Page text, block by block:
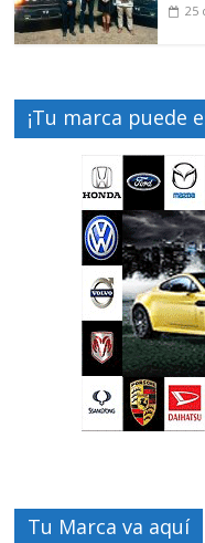
25
¡Tu marca puede
Tu Marca va aquí